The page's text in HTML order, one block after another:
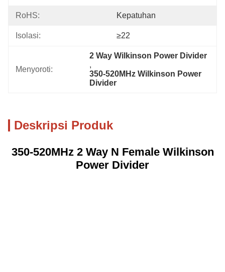
RoHS: Kepatuhan
Isolasi: ≥22
Menyoroti:
2 Way Wilkinson Power Divider
,
350-520MHz Wilkinson Power
Divider
Deskripsi Produk
350-520MHz 2 Way N Female Wilkinson
Power Divider